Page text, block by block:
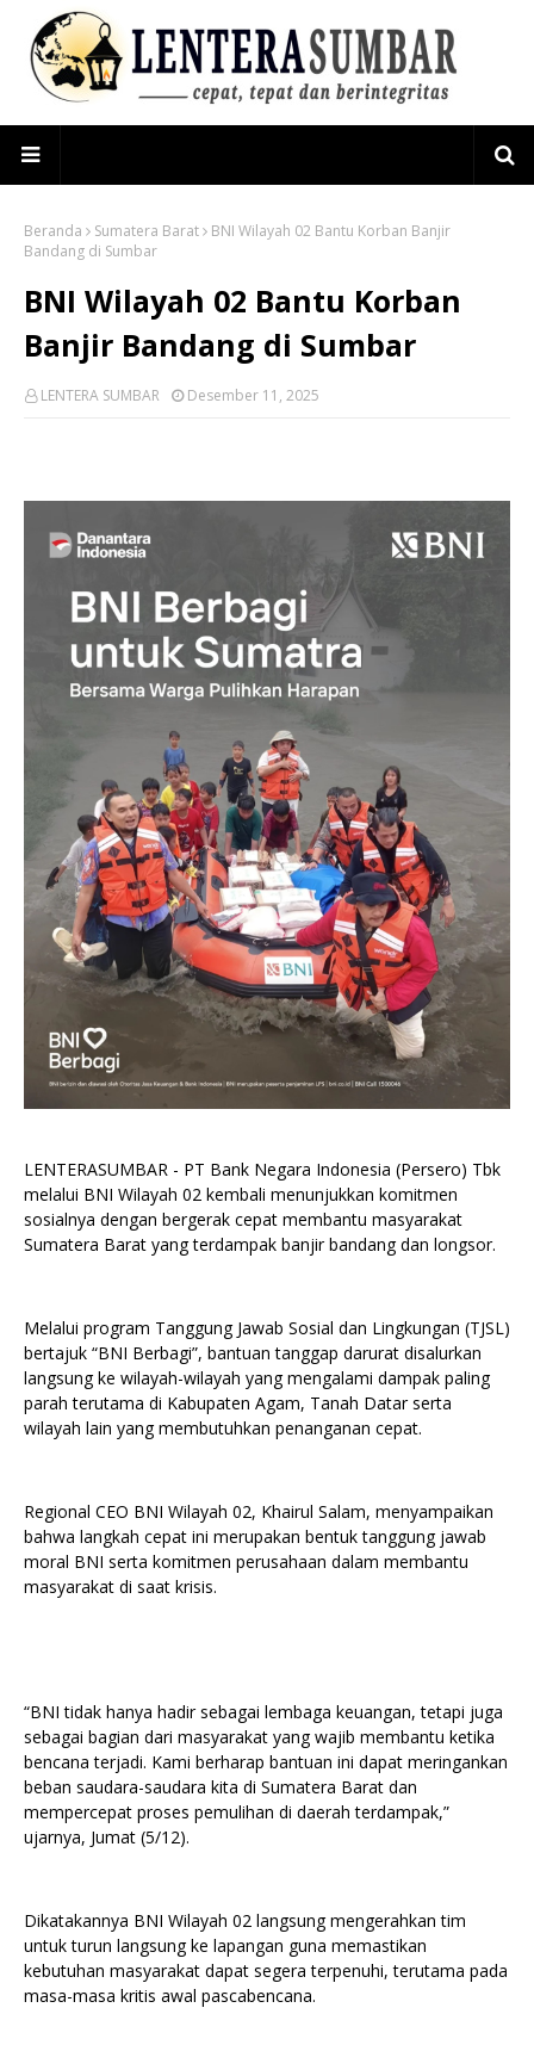
Beranda Sumatera Barat
BNI Wilayah 02 Bantu Korban Banjir
Bandang di Sumbar
BNI Wilayah 02 Bantu Korban
Banjir Bandang di Sumbar
LENTERA SUMBAR Desember 11, 2025
LENTERASUMBAR - PT Bank Negara Indonesia (Persero) Tbk
melalui BNI Wilayah 02 kembali menunjukkan komitmen
sosialnya dengan bergerak cepat membantu masyarakat
Sumatera Barat yang terdampak banjir bandang dan longsor.
Melalui program Tanggung Jawab Sosial dan Lingkungan (TJSL)
bertajuk “BNI Berbagi”, bantuan tanggap darurat disalurkan
langsung ke wilayah-wilayah yang mengalami dampak paling
parah terutama di Kabupaten Agam, Tanah Datar serta
wilayah lain yang membutuhkan penanganan cepat.
Regional CEO BNI Wilayah 02, Khairul Salam, menyampaikan
bahwa langkah cepat ini merupakan bentuk tanggung jawab
moral BNI serta komitmen perusahaan dalam membantu
masyarakat di saat krisis.
“BNI tidak hanya hadir sebagai lembaga keuangan, tetapi juga
sebagai bagian dari masyarakat yang wajib membantu ketika
bencana terjadi. Kami berharap bantuan ini dapat meringankan
beban saudara-saudara kita di Sumatera Barat dan
mempercepat proses pemulihan di daerah terdampak,”
ujarnya, Jumat (5/12).
Dikatakannya BNI Wilayah 02 langsung mengerahkan tim
untuk turun langsung ke lapangan guna memastikan
kebutuhan masyarakat dapat segera terpenuhi, terutama pada
masa-masa kritis awal pascabencana.